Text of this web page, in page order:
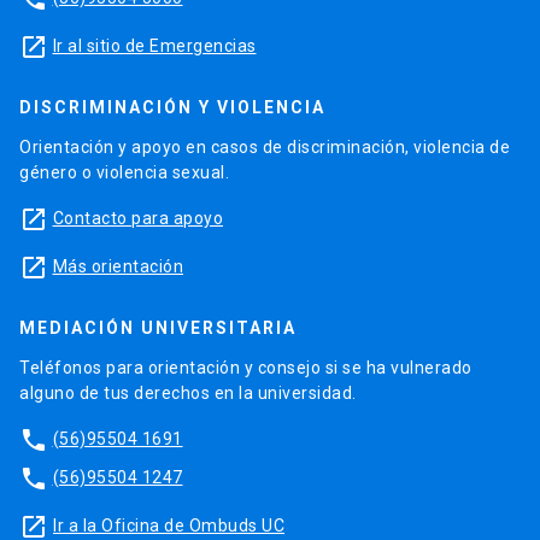
launch Ir al sitio de Emergencias
DISCRIMINACIÓN Y VIOLENCIA
Orientación y apoyo en casos de discriminación, violencia de
género o violencia sexual.
launch Contacto para apoyo
launch Más orientación
MEDIACIÓN UNIVERSITARIA
Teléfonos para orientación y consejo si se ha vulnerado
alguno de tus derechos en la universidad.
phone (56)95504 1691
phone (56)95504 1247
launch Ir a la Oficina de Ombuds UC